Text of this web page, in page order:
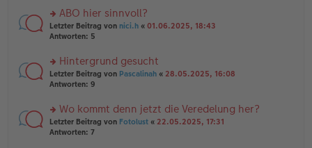
tr
a
g
e
n
er
tr
a
g
n
g
el
e
n
er
tr
a
g
rs
te
n
g
el
e
n
er
ABO hier sinnvoll?
Letzter Beitrag von nici.h « 01.06.2025, 18:43
Antworten: 5
rs
te
n
g
el
Hintergrund gesucht
Letzter Beitrag von Pascalinah « 28.05.2025, 16:08
Antworten: 9
rs
te
Wo kommt denn jetzt die Veredelung her?
Letzter Beitrag von Fotolust « 22.05.2025, 17:31
Antworten: 7